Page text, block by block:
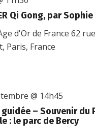
Qi Gong, par
d'Or de France62 rue
Paris, France
– Souvenir du
: le parc de Bercy
@ 14h45